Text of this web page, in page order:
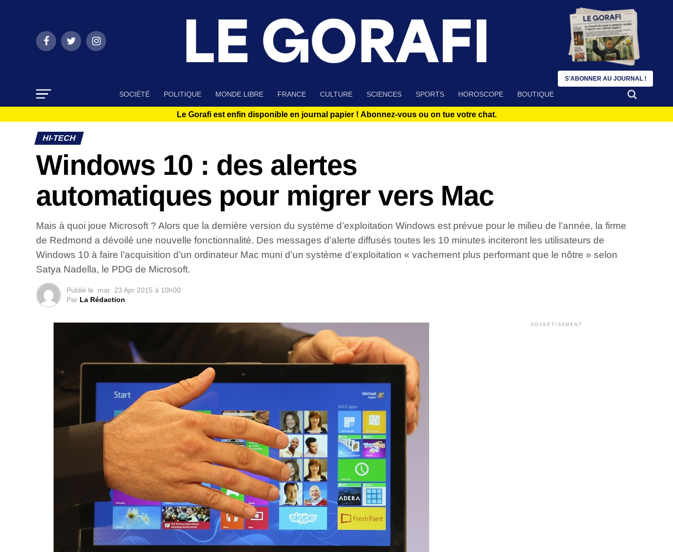
SOCIÉTÉ POLITIQUE MONDE LIBRE FRANCE CULTURE SCIENCES SPORTS HOROSCOPE BOUTIQUE
Le Gorafi est enfin disponible en journal papier ! Abonnez-vous ou on tue votre chat.
HI-TECH
Windows 10 : des alertes
automatiques pour migrer vers Mac
Mais à quoi joue Microsoft ? Alors que la dernière version du système d’exploitation Windows est prévue pour le milieu de l’année, la firme
de Redmond a dévoilé une nouvelle fonctionnalité. Des messages d’alerte diffusés toutes les 10 minutes inciteront les utilisateurs de
Windows 10 à faire l’acquisition d’un ordinateur Mac muni d’un système d’exploitation « vachement plus performant que le nôtre » selon
Satya Nadella, le PDG de Microsoft.
Publié le mar 23 Apr 2015 à 10h00
Par La Rédaction
ADVERTISEMENT
S'ABONNER AU JOURNAL !